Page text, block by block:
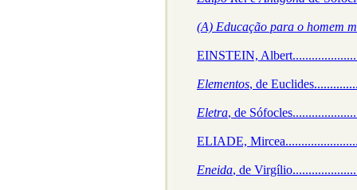
(A) Educação para o homem
EINSTEIN,
Elementos, de
Eletra, de
ELIADE,
Eneida, de